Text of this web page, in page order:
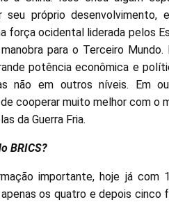
seu próprio
força ocidental liderada pelos
para o Terceiro
potência econômica e
não em outros níveis. Em
cooperar muito melhor com o
da Guerra Fria.
BRICS?
importante, hoje já com
os quatro e depois cinco